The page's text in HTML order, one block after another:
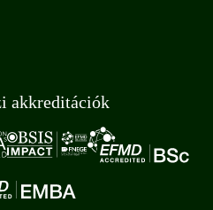
akkreditációk